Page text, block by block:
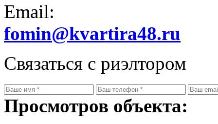
Email:
fomin@kvartira48.ru
Связаться с риэлтором
Просмотров объекта: